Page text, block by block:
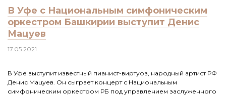
В Уфе с Национальным симфоническим
оркестром Башкирии выступит Денис
Мацуев
17.05.2021
В Уфе выступит известный пианист-виртуоз, народный артист РФ
Денис Мацуев. Он сыграет концерт с Национальным
симфоническим оркестром РБ под управлением заслуженного